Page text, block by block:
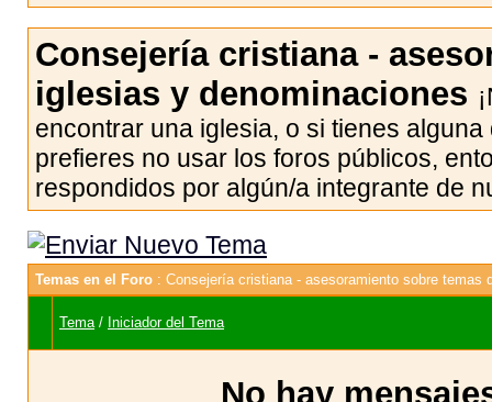
Consejería cristiana -
iglesias y denominaciones
encontrar una iglesia, o si tienes
prefieres no usar los foros públicos,
respondidos por algún/a integrante de
Temas en el Foro : Consejería cristiana - asesoramiento sobre temas
Tema/ Iniciador del Tema
No hay